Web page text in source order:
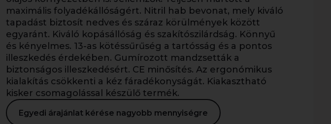
maximális folyadékállóságért. Nitril hab bevonat, mely kiváló
tapadást biztosít nedves és száraz körülmények között
egyaránt. Kiváló kopásállóság és szakítószilárdság. Könnyű
és kényelmes. 13-as kötéssűrűség a tartósság és a pontos
illeszkedés érdekében. Gumírozott mandzsetták a
biztonságos illeszkedésért. CE minősítés. Az ergonómikus
kialakítás csökkenti a kéz fáradékonyságát. Kiakasztható
kisker csomagolással készülő termék.
Egyedi árajánlat kérése nagyobb mennyiségre